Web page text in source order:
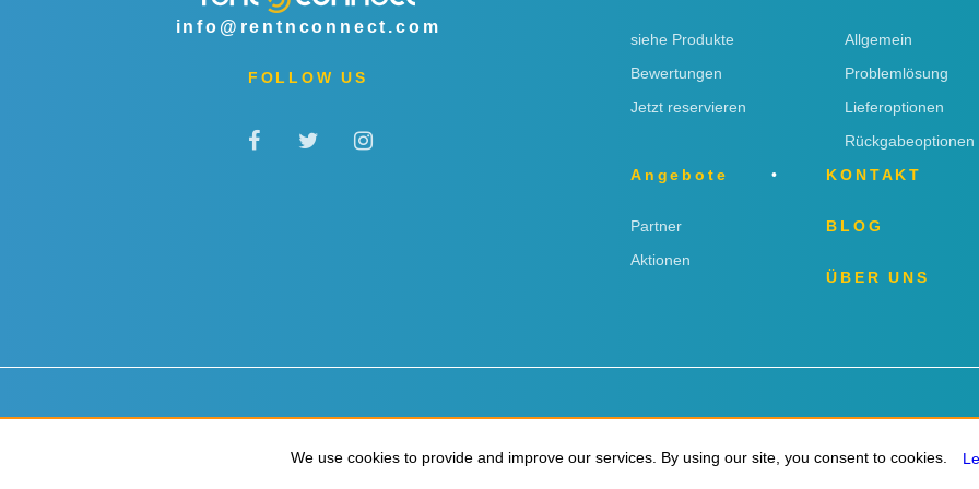
info@rentnconnect.com
FOLLOW US
siehe Produkte
Bewertungen
Jetzt reservieren
Allgemein
Problemlösung
Lieferoptionen
Rückgabeoptionen
Angebote
Partner
Aktionen
KONTAKT
BLOG
ÜBER UNS
We use cookies to provide and improve our services. By using our site, you consent to cookies.
We use cookies to provide and improve our services. By using our site, you consent to cookies.